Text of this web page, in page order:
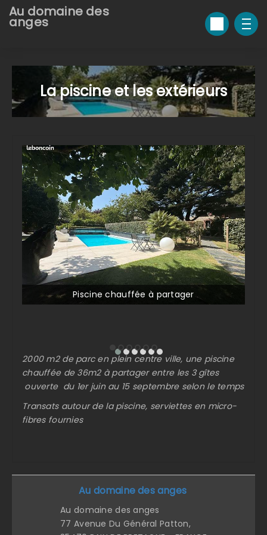
Au domaine des
anges
La piscine et les extérieurs
Piscine chauffée à partager
2000 m2 de parc en plein centre ville, une piscine
chauffée de 36m2 à partager entre les 3 gîtes
ouverte du 1er juin au 15 septembre selon le temps
Transats autour de la piscine, serviettes en micro-
fibres fournies
Au domaine des anges
Au domaine des anges
77 Avenue Du Général Patton,